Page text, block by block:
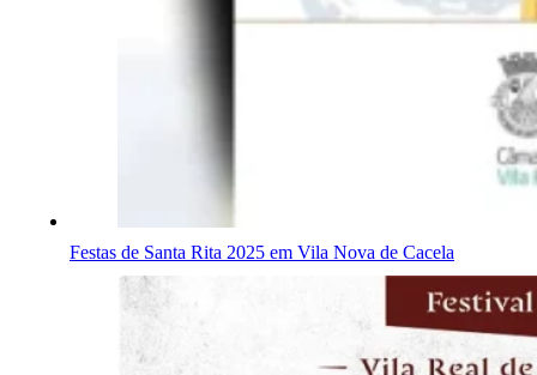
Festas de Santa Rita 2025 em Vila Nova de Cacela